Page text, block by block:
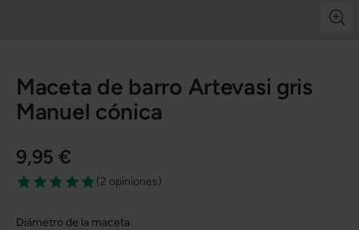
Maceta de barro Artevasi gris
Manuel cónica
9,95 €
(2 opiniones)
Diámetro de la maceta